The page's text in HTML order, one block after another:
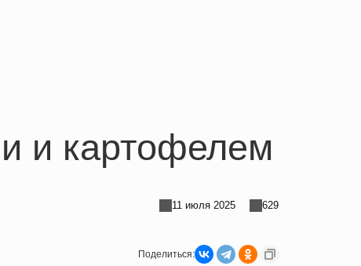
и картофелем
11 июля 2025 629
Поделиться: